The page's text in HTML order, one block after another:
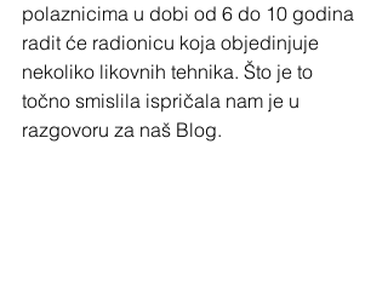
polaznicima u dobi od 6 do 10 godina
radit će radionicu koja objedinjuje
nekoliko likovnih tehnika. Što je to
točno smislila ispričala nam je u
razgovoru za naš Blog.